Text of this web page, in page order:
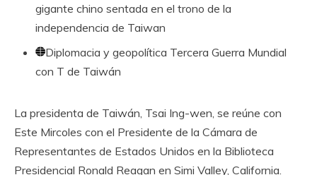
gigante chino sentada en el trono de la
independencia de Taiwan
Diplomacia y geopolítica Tercera Guerra Mundial
con T de Taiwán
La presidenta de Taiwán, Tsai Ing-wen, se reúne con
Este Mircoles con el Presidente de la Cámara de
Representantes de Estados Unidos en la Biblioteca
Presidencial Ronald Reagan en Simi Valley, California.